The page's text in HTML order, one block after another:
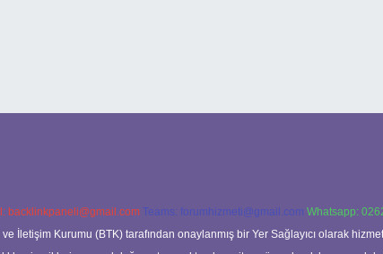
backlinkpaneli@gmail.com Teams: forumhizmeti@gmail.com Whatsapp:
İletişim Kurumu (BTK) tarafından onaylanmış bir Yer Sağlayıcı olarak